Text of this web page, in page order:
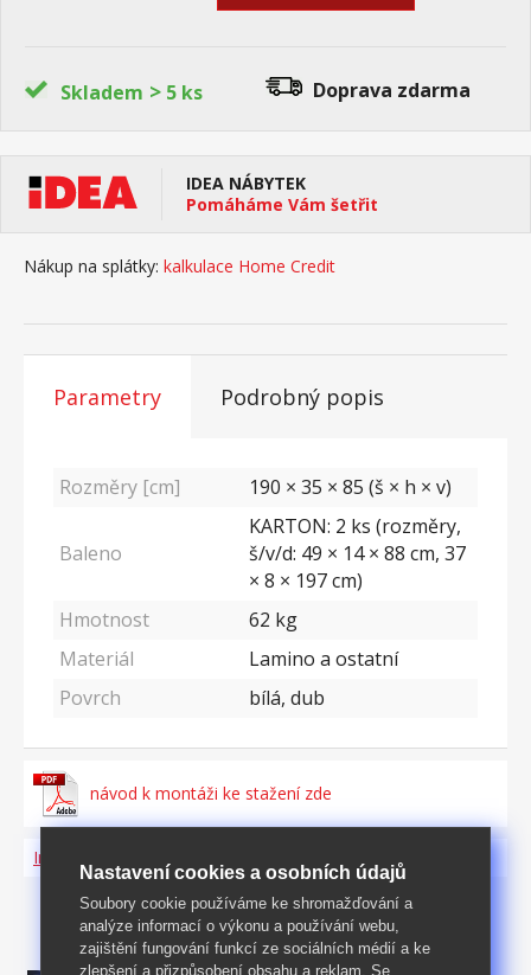
Skladem > 5 ks Doprava zdarma
IDEA NÁBYTEK
Pomáháme Vám šetřit
Nákup na splátky: kalkulace Home Credit
Parametry Podrobný popis
Rozměry [cm] 190 × 35 × 85 (š × h × v)
Baleno
KARTON: 2 ks (rozměry,
š/v/d: 49 × 14 × 88 cm, 37
× 8 × 197 cm)
Hmotnost
62 kg
Materiál
Lamino a ostatní
Povrch
bílá, dub
návod k montáži ke stažení zde
Informace o produktu a bezpečnosti
Nastavení cookies a osobních údajů
Soubory cookie používáme ke shromažďování a
analýze informací o výkonu a používání webu,
zajištění fungování funkcí ze sociálních médií a ke
zlepšení a přizpůsobení obsahu a reklam. Se